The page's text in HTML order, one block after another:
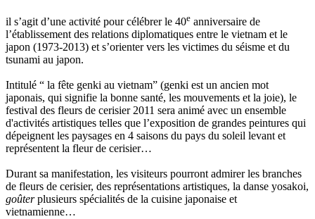
il s’agit d’une activité pour célébrer le 40e anniversaire de
l’établissement des relations diplomatiques entre le vietnam et le
japon (1973-2013) et s’orienter vers les victimes du séisme et du
tsunami au japon.
Intitulé “ la fête genki au vietnam” (genki est un ancien mot
japonais, qui signifie la bonne santé, les mouvements et la joie), le
festival des fleurs de cerisier 2011 sera animé avec un ensemble
d'activités artistiques telles que l’exposition de grandes peintures qui
dépeignent les paysages en 4 saisons du pays du soleil levant et
représentent la fleur de cerisier…
Durant sa manifestation, les visiteurs pourront admirer les branches
de fleurs de cerisier, des représentations artistiques, la danse yosakoi,
goûterplusieurs spécialités de la cuisine japonaise et
vietnamienne…